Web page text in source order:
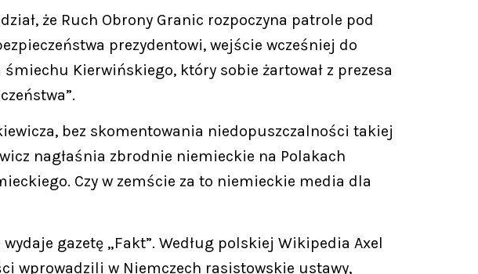
że Ruch Obrony Granic rozpoczyna patrole pod
prezydentowi, wejście wcześniej do
Kierwińskiego, który sobie żartował z prezesa
bez skomentowania niedopuszczalności takiej
nagłaśnia zbrodnie niemieckie na Polakach
Czy w zemście za to niemieckie media dla
gazetę „Fakt”. Według polskiej Wikipedia Axel
wprowadzili w Niemczech rasistowskie ustawy,